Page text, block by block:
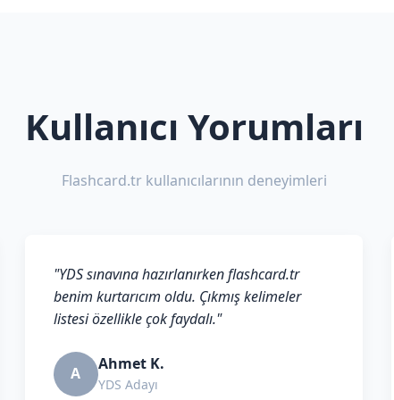
Kullanıcı Yorumları
Flashcard.tr kullanıcılarının deneyimleri
"YDS sınavına hazırlanırken flashcard.tr
benim kurtarıcım oldu. Çıkmış kelimeler
listesi özellikle çok faydalı."
A Ahmet K.
YDS Adayı